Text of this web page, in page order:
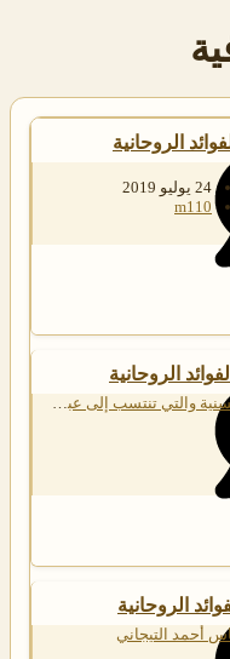
الروحانية
24 يوليو 2019
m110
الروحانية
القادرية، أحد الطرق الصوفية السنية والتي تنتسب إلى عبد القادر الجيلاني
الروحانية
أحمد التيجاني